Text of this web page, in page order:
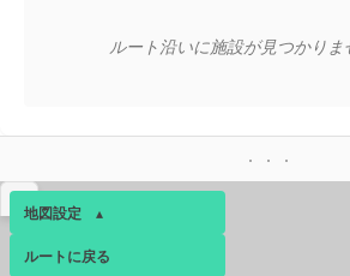
ルート沿いに施設が見つかりま
地図設定 ▴
ベース ▴
ルートに戻る